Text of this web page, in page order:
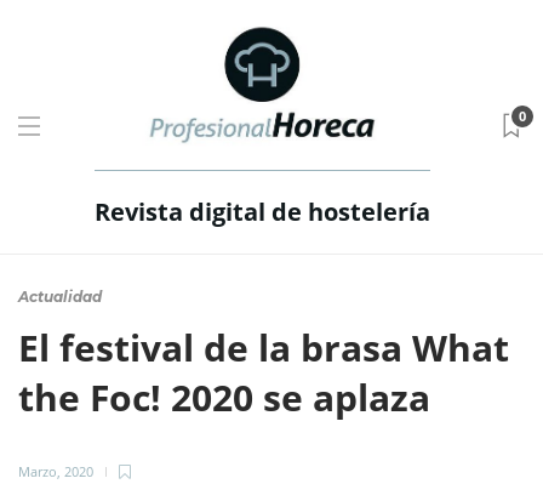
Revista digital de hostelería
0
Actualidad
El festival de la brasa What
the Foc! 2020 se aplaza
Marzo, 2020